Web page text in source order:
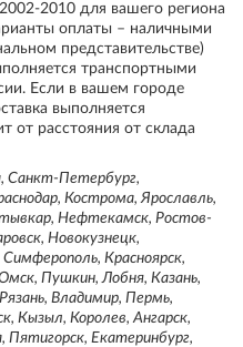
2010 для вашего региона
оплаты – наличными
представительстве)
транспортными
Если в вашем городе
выполняется
от расстояния от склада
Санкт-Петербург,
Кострома, Ярославль,
Нефтекамск, Ростов-
Новокузнецк,
Симферополь, Красноярск,
Пушкин, Лобня, Казань,
Владимир, Пермь,
Кызыл, Королев, Ангарск,
Пятигорск, Екатеринбург,